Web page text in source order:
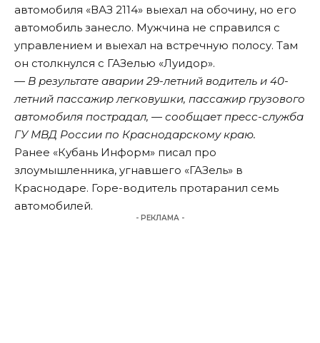
автомобиля «ВАЗ 2114» выехал на обочину, но его
автомобиль занесло. Мужчина не справился с
управлением и выехал на встречную полосу. Там
он столкнулся с ГАЗелью «Луидор».
— В результате аварии 29-летний водитель и 40-
летний пассажир легковушки, пассажир грузового
автомобиля пострадал, — сообщает пресс-служба
ГУ МВД России по Краснодарскому краю.
Ранее «Кубань Информ» писал про
злоумышленника, угнавшего «ГАЗель» в
Краснодаре. Горе-водитель протаранил семь
автомобилей.
- РЕКЛАМА -